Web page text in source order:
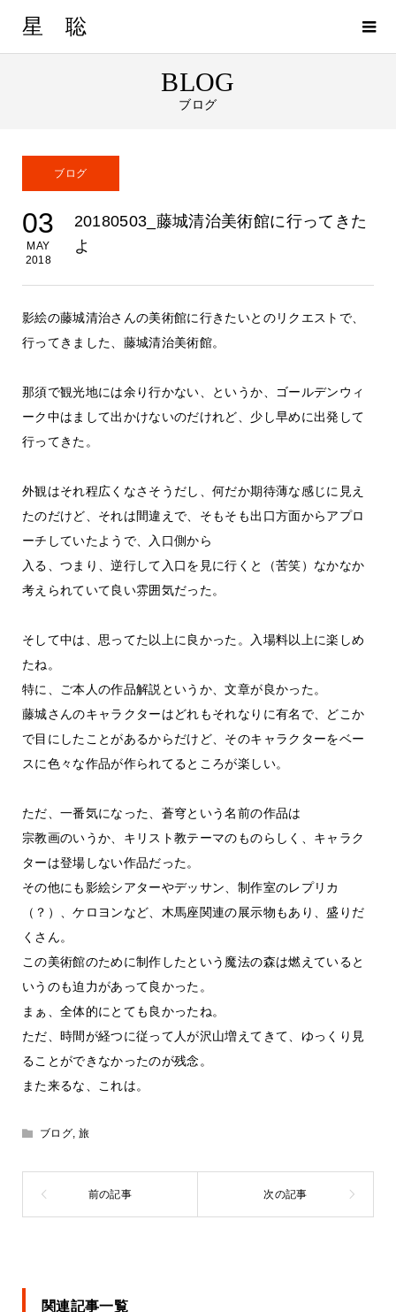
星 聡
BLOG
ブログ
ブログ
03
MAY
2018
20180503_藤城清治美術館に行ってきた
よ
影絵の藤城清治さんの美術館に行きたいとのリクエストで、
行ってきました、藤城清治美術館。
那須で観光地には余り行かない、というか、ゴールデンウィ
ーク中はまして出かけないのだけれど、少し早めに出発して
行ってきた。
外観はそれ程広くなさそうだし、何だか期待薄な感じに見え
たのだけど、それは間違えで、そもそも出口方面からアプロ
ーチしていたようで、入口側から
入る、つまり、逆行して入口を見に行くと（苦笑）なかなか
考えられていて良い雰囲気だった。
そして中は、思ってた以上に良かった。入場料以上に楽しめ
たね。
特に、ご本人の作品解説というか、文章が良かった。
藤城さんのキャラクターはどれもそれなりに有名で、どこか
で目にしたことがあるからだけど、そのキャラクターをベー
スに色々な作品が作られてるところが楽しい。
ただ、一番気になった、蒼穹という名前の作品は
宗教画のいうか、キリスト教テーマのものらしく、キャラク
ターは登場しない作品だった。
その他にも影絵シアターやデッサン、制作室のレプリカ
（？）、ケロヨンなど、木馬座関連の展示物もあり、盛りだ
くさん。
この美術館のために制作したという魔法の森は燃えていると
いうのも迫力があって良かった。
まぁ、全体的にとても良かったね。
ただ、時間が経つに従って人が沢山増えてきて、ゆっくり見
ることができなかったのが残念。
また来るな、これは。
ブログ, 旅
関連記事一覧